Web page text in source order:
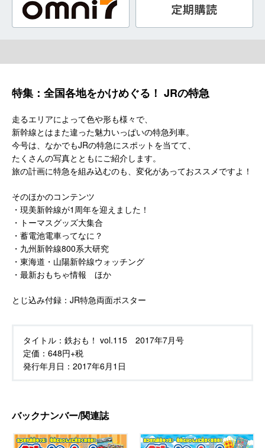
特集：全国各地をかけめぐる！ JRの特急
走るエリアによって色や形も様々で、
新幹線とはまた違った魅力いっぱいの特急列車。
今号は、なかでもJRの特急にスポットを当てて、
たくさんの写真とともにご紹介します。
旅の計画に特急を組み込むのも、変化があっておススメですよ！
そのほかのコンテンツ
・現美新幹線が1周年を迎えました！
・トーマスグッズ大集合
・蓄電池電車ってなに？
・九州新幹線800系大研究
・東海道・山陽新幹線ウォッチング
・最新おもちゃ情報 ほか
とじ込み付録：JR特急両面ポスター
タイトル： 鉄おも！ vol.115 2017年7月号
定価： 648円+税
発行年月日： 2017年6月1日
バックナンバー/関連誌